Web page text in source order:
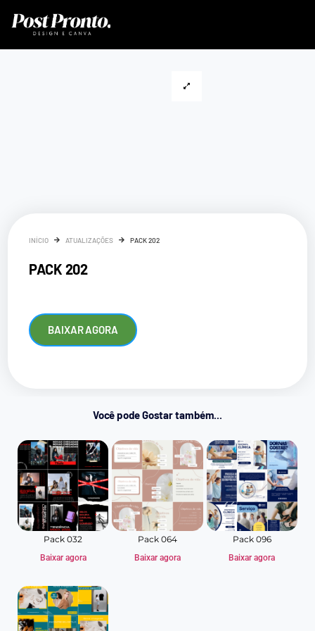
INÍCIO ATUALIZAÇÕES PACK 202
PACK 202
BAIXAR AGORA
Você pode Gostar também...
Pack 032
Baixar agora
Pack 064
Baixar agora
Pack 096
Baixar agora